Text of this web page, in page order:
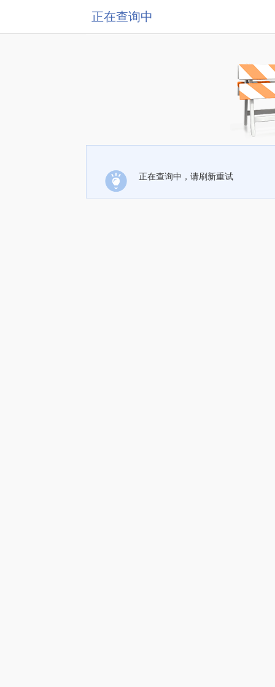
正在查询中
正在查询中，请刷新重试